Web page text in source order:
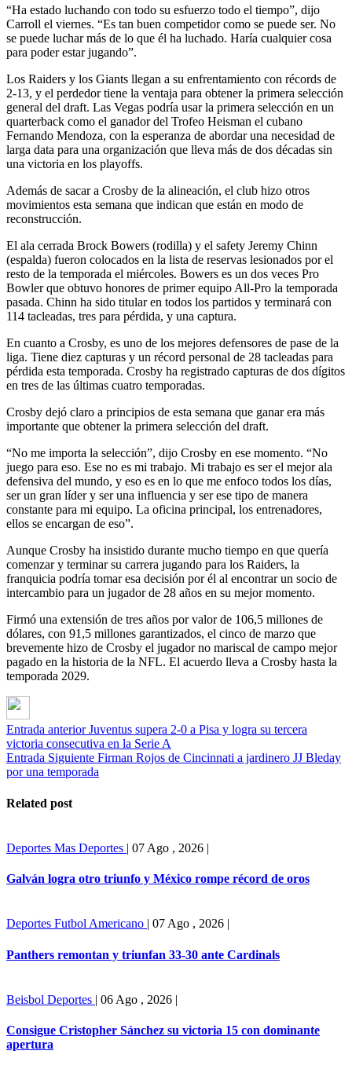
“Ha estado luchando con todo su esfuerzo todo el tiempo”, dijo
Carroll el viernes. “Es tan buen competidor como se puede ser. No
se puede luchar más de lo que él ha luchado. Haría cualquier cosa
para poder estar jugando”.
Los Raiders y los Giants llegan a su enfrentamiento con récords de
2-13, y el perdedor tiene la ventaja para obtener la primera selección
general del draft. Las Vegas podría usar la primera selección en un
quarterback como el ganador del Trofeo Heisman el cubano
Fernando Mendoza, con la esperanza de abordar una necesidad de
larga data para una organización que lleva más de dos décadas sin
una victoria en los playoffs.
Además de sacar a Crosby de la alineación, el club hizo otros
movimientos esta semana que indican que están en modo de
reconstrucción.
El ala cerrada Brock Bowers (rodilla) y el safety Jeremy Chinn
(espalda) fueron colocados en la lista de reservas lesionados por el
resto de la temporada el miércoles. Bowers es un dos veces Pro
Bowler que obtuvo honores de primer equipo All-Pro la temporada
pasada. Chinn ha sido titular en todos los partidos y terminará con
114 tacleadas, tres para pérdida, y una captura.
En cuanto a Crosby, es uno de los mejores defensores de pase de la
liga. Tiene diez capturas y un récord personal de 28 tacleadas para
pérdida esta temporada. Crosby ha registrado capturas de dos dígitos
en tres de las últimas cuatro temporadas.
Crosby dejó claro a principios de esta semana que ganar era más
importante que obtener la primera selección del draft.
“No me importa la selección”, dijo Crosby en ese momento. “No
juego para eso. Ese no es mi trabajo. Mi trabajo es ser el mejor ala
defensiva del mundo, y eso es en lo que me enfoco todos los días,
ser un gran líder y ser una influencia y ser ese tipo de manera
constante para mi equipo. La oficina principal, los entrenadores,
ellos se encargan de eso”.
Aunque Crosby ha insistido durante mucho tiempo en que quería
comenzar y terminar su carrera jugando para los Raiders, la
franquicia podría tomar esa decisión por él al encontrar un socio de
intercambio para un jugador de 28 años en su mejor momento.
Firmó una extensión de tres años por valor de 106,5 millones de
dólares, con 91,5 millones garantizados, el cinco de marzo que
brevemente hizo de Crosby el jugador no mariscal de campo mejor
pagado en la historia de la NFL. El acuerdo lleva a Crosby hasta la
temporada 2029.
Entrada anterior Juventus supera 2-0 a Pisa y logra su tercera
victoria consecutiva en la Serie A
Entrada Siguiente Firman Rojos de Cincinnati a jardinero JJ Bleday
por una temporada
Related post
Deportes Mas Deportes | 07 Ago , 2026 |
Galván logra otro triunfo y México rompe récord de oros
Deportes Futbol Americano | 07 Ago , 2026 |
Panthers remontan y triunfan 33-30 ante Cardinals
Beisbol Deportes | 06 Ago , 2026 |
Consigue Cristopher Sánchez su victoria 15 con dominante
apertura